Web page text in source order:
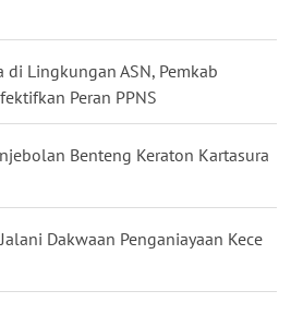
di Lingkungan ASN, Pemkab
Peran PPNS
Benteng Keraton Kartasura
Dakwaan Penganiayaan Kece